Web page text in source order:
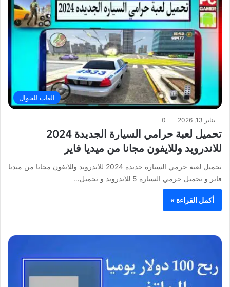
العاب للجوال
يناير 13, 2026 0
تحميل لعبة حرامي السيارة الجديدة 2024
للاندرويد وللايفون مجانا من ميديا فاير
تحميل لعبة حرمي السيارة جديدة 2024 للاندرويد وللايفون مجانا من ميديا
فاير و تحميل حرمي السيارة 5 للاندرويد و تحميل…
أكمل القراءة »